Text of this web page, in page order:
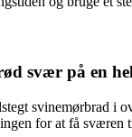
svær på en
svinemørbrad i
for at få sværen